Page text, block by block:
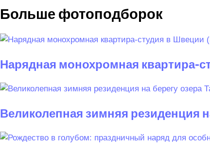
Больше фотоподборок
Нарядная монохромная квартира-
Великолепная зимняя резиденция